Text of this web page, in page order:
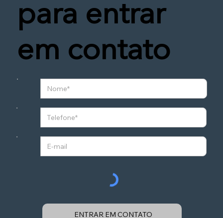
para entrar
em contato
ENTRAR EM CONTATO